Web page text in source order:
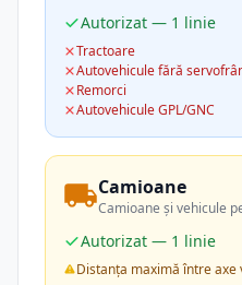
Autorizat — 1 linie
Tractoare
Autovehicule fără
Remorci
Autovehicule GPL/GNC
Camioane
Camioane și vehicule
Autorizat — 1 linie
Distanța maximă între axe